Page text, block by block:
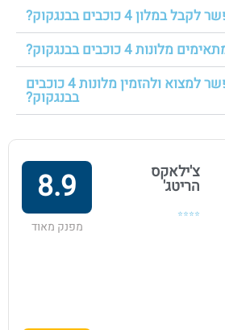
במלון 4 כוכבים בבנגקוק?
מלונות 4 כוכבים בבנגקוק?
איפה אפשר למצוא ולהזמין מלונות 4 כוכבים
בבנגקוק?
צ'ילאקס
הריטג'
⭐⭐⭐⭐
8.9
מפנק מאוד